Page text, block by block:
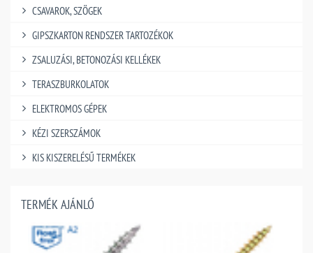
CSAVAROK, SZÖGEK
GIPSZKARTON RENDSZER TARTOZÉKOK
ZSALUZÁSI, BETONOZÁSI KELLÉKEK
TERASZBURKOLATOK
ELEKTROMOS GÉPEK
KÉZI SZERSZÁMOK
KIS KISZERELÉSŰ TERMÉKEK
TERMÉK AJÁNLÓ